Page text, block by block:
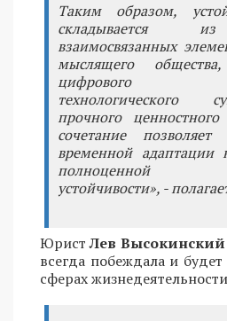
Таким образом,
складывается
взаимосвязанных
мыслящего общества,
цифрового
технологического
прочного
сочетание
временной
полноценной
устойчивости», -
ЮристЛев
всегда побеждала и
сферах